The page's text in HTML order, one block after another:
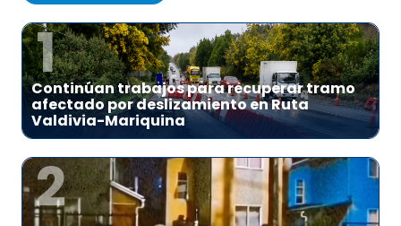
1
Continúan trabajos para recuperar tramo
afectado por deslizamiento en Ruta
Valdivia-Mariquina
2